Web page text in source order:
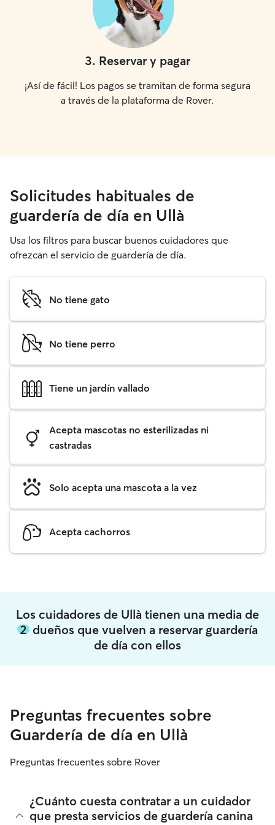
3. Reservar y pagar
¡Así de fácil! Los pagos se tramitan de forma segura
a través de la plataforma de Rover.
Solicitudes habituales de
guardería de día en Ullà
Usa los filtros para buscar buenos cuidadores que
ofrezcan el servicio de guardería de día.
No tiene gato
No tiene perro
Tiene un jardín vallado
Acepta mascotas no esterilizadas ni
castradas
Solo acepta una mascota a la vez
Acepta cachorros
Los cuidadores de Ullà tienen una media de
2 dueños que vuelven a reservar guardería
de día con ellos
Preguntas frecuentes sobre
Guardería de día en Ullà
Preguntas frecuentes sobre Rover
¿Cuánto cuesta contratar a un cuidador
que presta servicios de guardería canina